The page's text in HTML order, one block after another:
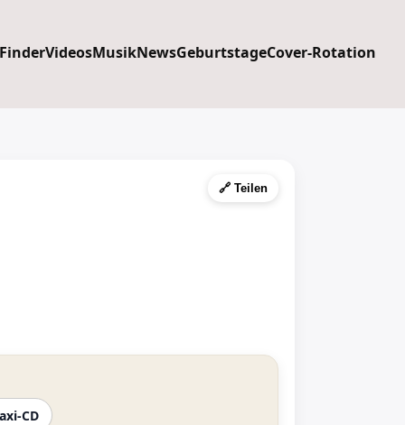
VideosMusikNewsGeburtstageCover-Rotation
🔗 Teilen
CD